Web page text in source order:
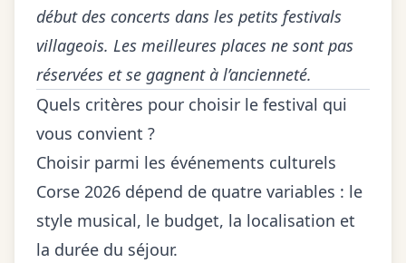
début des concerts dans les petits festivals
villageois. Les meilleures places ne sont pas
réservées et se gagnent à l’ancienneté.
Quels critères pour choisir le festival qui
vous convient ?
Choisir parmi les événements culturels
Corse 2026 dépend de quatre variables : le
style musical, le budget, la localisation et
la durée du séjour.